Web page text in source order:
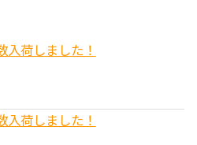
入荷しました！
入荷しました！